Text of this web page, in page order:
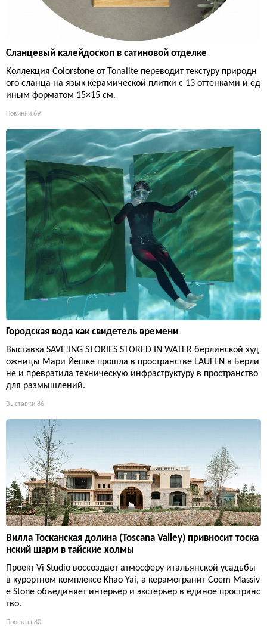
Сланцевый калейдоскоп в сатиновой отделке
Коллекция Colorstone от Tonalite переводит текстуру природн
ого сланца на язык керамической плитки с 13 оттенками и ед
иным форматом 15×15 см.
Новинки 69
Городская вода как свидетель времени
Выставка SAVE!ING STORIES STORED IN WATER берлинской худ
ожницы Мари Йешке прошла в пространстве LAUFEN в Берли
не и превратила техническую инфраструктуру в пространство
для размышлений.
Выставки 86
Вилла Тосканская долина (Toscana Valley) привносит тоска
нский шарм в тайские холмы
Проект Vi Studio воссоздает атмосферу итальянской усадьбы
в курортном комплексе Khao Yai, а керамогранит Coem Massiv
e Stone объединяет интерьер и экстерьер в единое пространс
тво.
Проекты 80